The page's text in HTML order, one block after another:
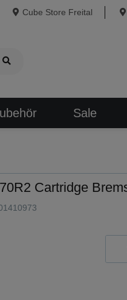
Cube Store Freital
Sale
Cartridge